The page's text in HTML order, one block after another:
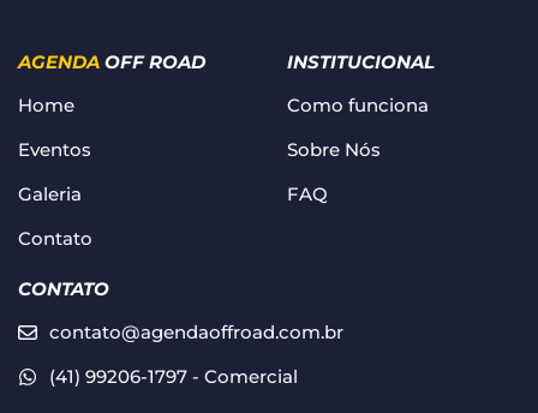
AGENDA OFF ROAD
Home
Eventos
Galeria
Contato
INSTITUCIONAL
Como funciona
Sobre Nós
FAQ
CONTATO
contato@agendaoffroad.com.br
(41) 99206-1797 - Comercial